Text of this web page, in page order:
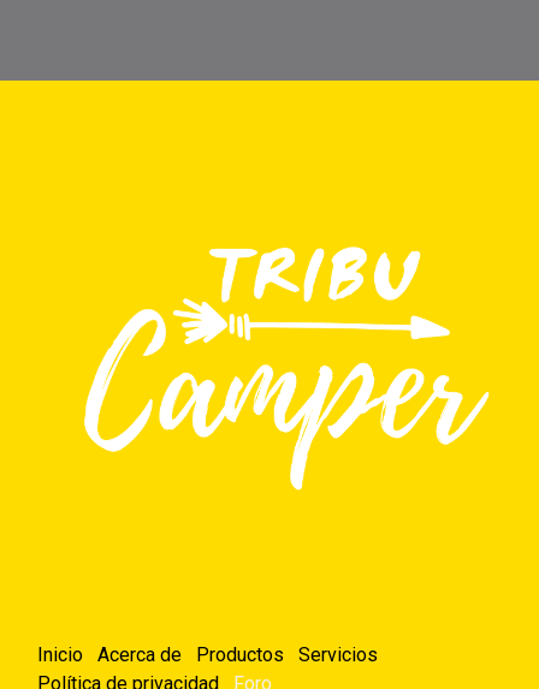
Inicio Acerca de Productos
Servicios
Política de privacidad
Foro